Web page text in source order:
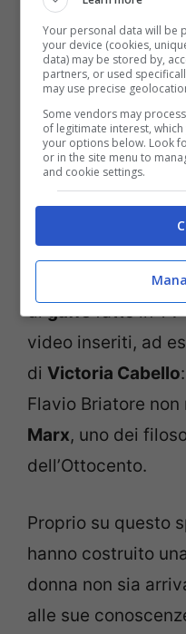
Striscia la Notizia punta
Il servizio di
Elisabetta
pungente. In
infatti gli autori
cercato di mettere
digaffefatte in TV
video inseriti, ad
di Victoria Cabello
Flavio Briatore
Marx, uno dei
dell’Ottocento.
Proprio su questo
hanno costruito
donna non sia
alle sue
Your personal data will be
your device (cookies,
data) may be stored by,
partners, or used
may use precise
Some vendors may
of legitimate interest,
your options below. Look
or in the site menu to
and cookie settings.